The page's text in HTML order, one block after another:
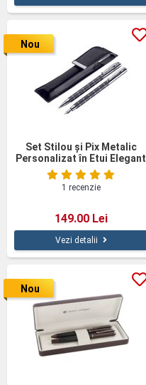
Set Stilou și Pix Metalic
Personalizat în Etui Elegant
– Cadou Premium
1 recenzie
149.00 Lei
Nou
Vezi detalii
Nou